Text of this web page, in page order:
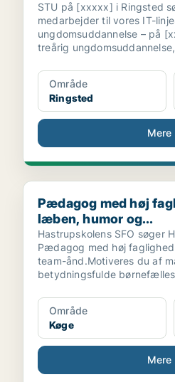
STU på [xxxxx] i Ringsted
medarbejder til vores IT-
ungdomsuddannelse – på
treårig
Område
Ringsted
Mere
Pædagog med høj
Pædagog med høj
læben, humor og...
Hastrupskolens SFO søger
Pædagog med høj
team-ånd.Motiveres du af
betydningsfulde
Område
Køge
Mere